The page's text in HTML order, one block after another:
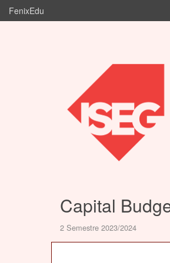
FenixEdu
Capital
2 Semestre 2023/2024